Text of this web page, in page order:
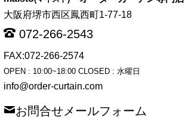
大阪府堺市西区鳳西町1-77-18
072-266-2543
FAX:072-266-2574
OPEN : 10:00~18:00 CLOSED : 水曜日
info@order-curtain.com
お問合せメールフォーム